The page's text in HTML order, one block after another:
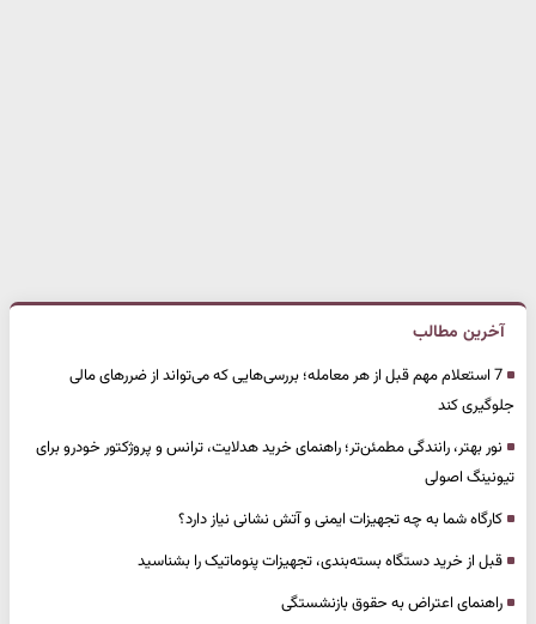
آخرین مطالب
7 استعلام مهم قبل از هر معامله؛ بررسی‌هایی که می‌تواند از ضررهای مالی
جلوگیری کند
نور بهتر، رانندگی مطمئن‌تر؛ راهنمای خرید هدلایت، ترانس و پروژکتور خودرو برای
تیونینگ اصولی
کارگاه شما به چه تجهیزات ایمنی و آتش نشانی نیاز دارد؟
قبل از خرید دستگاه بسته‌بندی، تجهیزات پنوماتیک را بشناسید
راهنمای اعتراض به حقوق بازنشستگی